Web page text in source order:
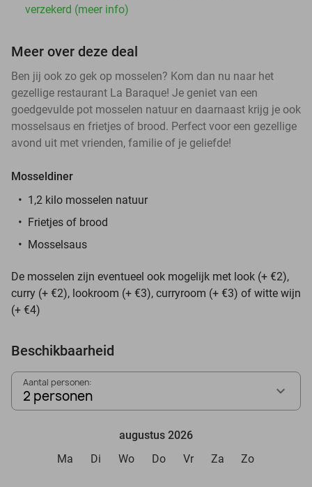
verzekerd (meer info)
Meer over deze deal
Ben jij ook zo gek op mosselen? Kom dan nu naar het
gezellige restaurant La Baraque! Je geniet van een
goedgevulde pot mosselen natuur en daarnaast krijg je ook
mosselsaus en frietjes of brood. Perfect voor een gezellige
avond uit met vrienden, familie of je geliefde!
Mosseldiner
1,2 kilo mosselen natuur
Frietjes of brood
Mosselsaus
De mosselen zijn eventueel ook mogelijk met look (+ €2),
curry (+ €2), lookroom (+ €3), curryroom (+ €3) of witte wijn
(+ €4)
Beschikbaarheid
Aantal personen:
2 personen
augustus 2026
Ma
Di Wo Do Vr Za Zo